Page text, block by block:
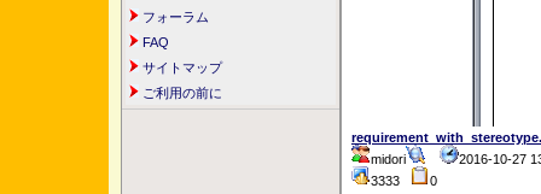
フォーラム
FAQ
サイトマップ
ご利用の前に
midori
2016-10-27
3333
0